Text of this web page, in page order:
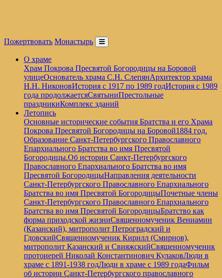
Пожертвовать Монастырь
О храме
Храм Покрова Пресвятой Богородицы на Боровой
улицеОснователь храма С.Н. СлепянАрхитектор храма
Н.Н. НиконовИстория с 1917 по 1989 годИстория с 1989
года продолжаетсяСвятыниПрестольные
праздникиКомплекс зданий
Летопись
Основные исторические события Братства и его Храма
Покрова Пресвятой Богородицы на Боровой1884 год.
Образование Санкт-Петербургского Православного
Епархиального Братства во имя Пресвятой
Богородицы.Об истории Санкт-Петербургского
Православного Епархиального Братства во имя
Пресвятой БогородицыНаправления деятельности
Санкт-Петербургского Православного Епархиального
Братства во имя Пресвятой БогородицыПочетные члены
Санкт-Петербургского Православного Епархиального
Братства во имя Пресвятой БогородицыБратство как
форма приходской жизниСвященномученик Вениамин
(Казанский), митрополит Петроградский и
ГдовскийСвященномученик Кирилл (Смирнов),
митрополит Казанский и СвияжскийСвященномученик
протоиерей Николай Константинович КулаковЛюди в
храме с 1891-1938 годЛюди в храме с 1989 годаФильм
об истории Санкт-Петербургского православного